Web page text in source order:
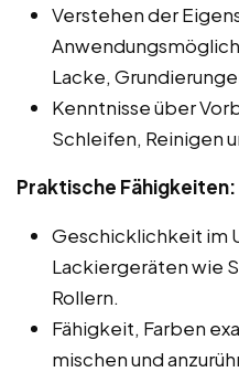
Verstehen der
Lacke,
Kenntnisse über
Schleifen, Reinigen
Praktische Fähigkeiten:
Geschicklichkeit im
Lackiergeräten wie
Rollern.
Fähigkeit, Farben
mischen und